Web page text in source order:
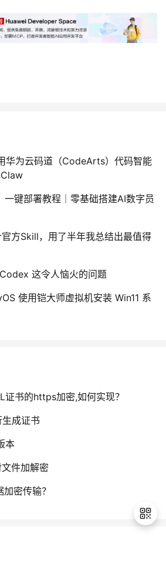
华为云码道（CodeArts）代码智能
键部署教程｜零基础搭建AI数字员
方Skill，用了半年我总结出最值得
这令人恼火的问题
使用铠大师虚拟机安装 Win11 系
证书的https加密,如何实现？
成证书
本
件加解密
密传输？